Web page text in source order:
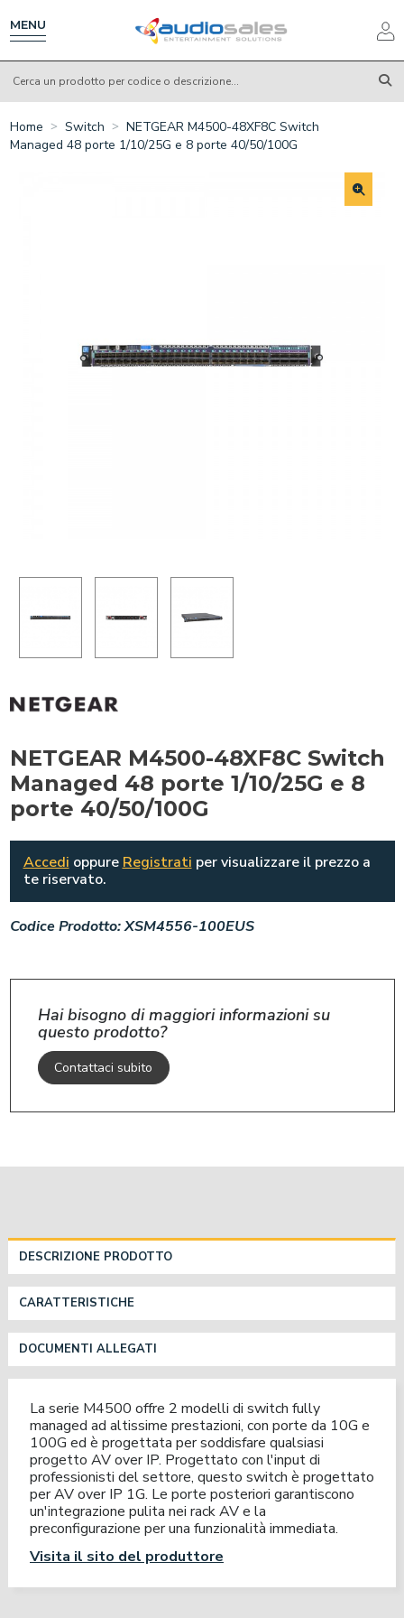
contenuto
principale
MENU
Home Switch
NETGEAR M4500-48XF8C Switch
Managed 48 porte 1/10/25G e 8 porte 40/50/100G
NETGEAR M4500-48XF8C Switch
Managed 48 porte 1/10/25G e 8
porte 40/50/100G
Accedi oppure Registrati per visualizzare il prezzo a
te riservato.
Codice Prodotto:XSM4556-100EUS
Hai bisogno di maggiori informazioni su
questo prodotto?
Contattaci subito
DESCRIZIONE PRODOTTO
CARATTERISTICHE
DOCUMENTI ALLEGATI
La serie M4500 offre 2 modelli di switch fully
managed ad altissime prestazioni, con porte da 10G e
100G ed è progettata per soddisfare qualsiasi
progetto AV over IP. Progettato con l'input di
professionisti del settore, questo switch è progettato
per AV over IP 1G. Le porte posteriori garantiscono
un'integrazione pulita nei rack AV e la
preconfigurazione per una funzionalità immediata.
Visita il sito del produttore